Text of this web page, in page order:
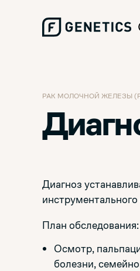
РАК МОЛОЧНОЙ ЖЕЛЕЗЫ
Диагноз
План обследования:
Осмотр,
болезни,